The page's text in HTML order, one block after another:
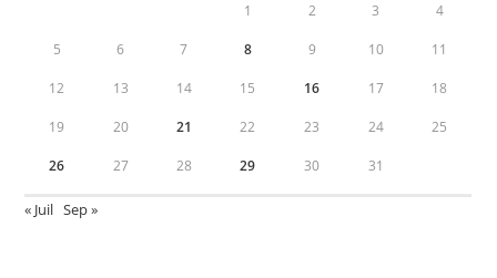
1 2 3 4
5 6 7 8 9 10 11
12 13 14 15 16 17 18
19 20 21 22 23 24 25
26 27 28 29 30 31
« Juil Sep »